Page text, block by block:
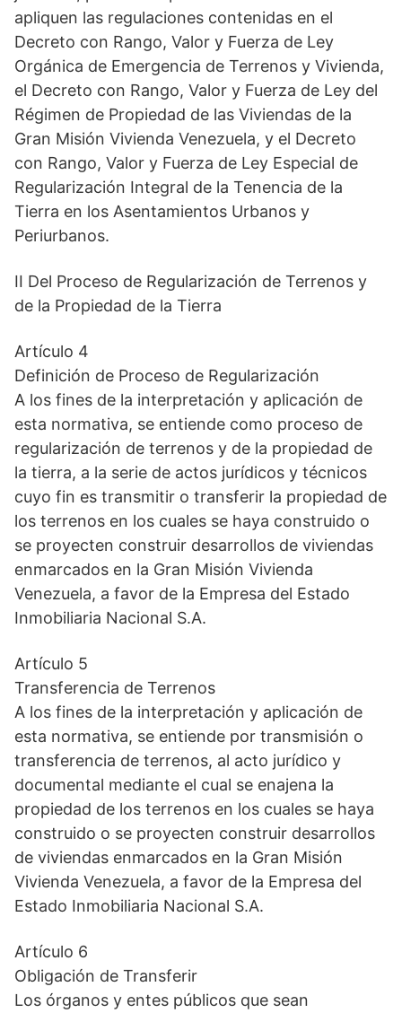
apliquen las regulaciones contenidas en el
Decreto con Rango, Valor y Fuerza de Ley
Orgánica de Emergencia de Terrenos y Vivienda,
el Decreto con Rango, Valor y Fuerza de Ley del
Régimen de Propiedad de las Viviendas de la
Gran Misión Vivienda Venezuela, y el Decreto
con Rango, Valor y Fuerza de Ley Especial de
Regularización Integral de la Tenencia de la
Tierra en los Asentamientos Urbanos y
Periurbanos.
II Del Proceso de Regularización de Terrenos y
de la Propiedad de la Tierra
Artículo 4
Definición de Proceso de Regularización
A los fines de la interpretación y aplicación de
esta normativa, se entiende como proceso de
regularización de terrenos y de la propiedad de
la tierra, a la serie de actos jurídicos y técnicos
cuyo fin es transmitir o transferir la propiedad de
los terrenos en los cuales se haya construido o
se proyecten construir desarrollos de viviendas
enmarcados en la Gran Misión Vivienda
Venezuela, a favor de la Empresa del Estado
Inmobiliaria Nacional S.A.
Artículo 5
Transferencia de Terrenos
A los fines de la interpretación y aplicación de
esta normativa, se entiende por transmisión o
transferencia de terrenos, al acto jurídico y
documental mediante el cual se enajena la
propiedad de los terrenos en los cuales se haya
construido o se proyecten construir desarrollos
de viviendas enmarcados en la Gran Misión
Vivienda Venezuela, a favor de la Empresa del
Estado Inmobiliaria Nacional S.A.
Artículo 6
Obligación de Transferir
Los órganos y entes públicos que sean